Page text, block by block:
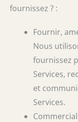
fournissez ? :
Fournir,
Nous
fournissez
Services,
et
Services.